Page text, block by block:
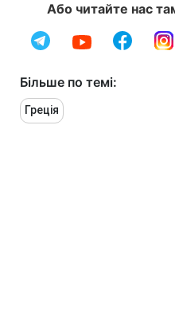
Або читайте нас
Більше по темі:
Греція